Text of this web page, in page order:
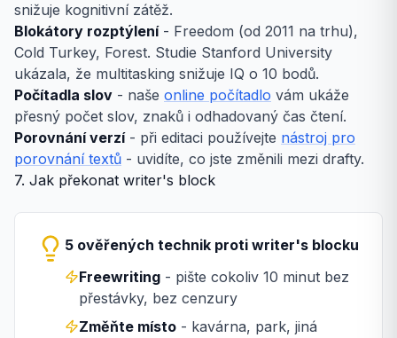
snižuje kognitivní zátěž.
Blokátory rozptýlení- Freedom (od 2011 na trhu),
Cold Turkey, Forest. Studie Stanford University
ukázala, že multitasking snižuje IQ o 10 bodů.
Počítadla slov - naše online počítadlo vám ukáže
přesný počet slov, znaků i odhadovaný čas čtení.
Porovnání verzí- při editaci používejte nástroj pro
porovnání textů - uvidíte, co jste změnili mezi drafty.
7. Jak překonat writer's block
5 ověřených technik proti writer's blocku
Freewriting - pište cokoliv 10 minut bez
přestávky, bez cenzury
Změňte místo - kavárna, park, jiná